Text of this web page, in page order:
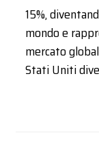
15%,
mondo e
mercato
Stati Uniti